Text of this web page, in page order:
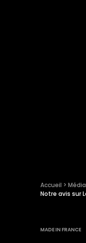
Accueil > Média
MADE IN FRANCE